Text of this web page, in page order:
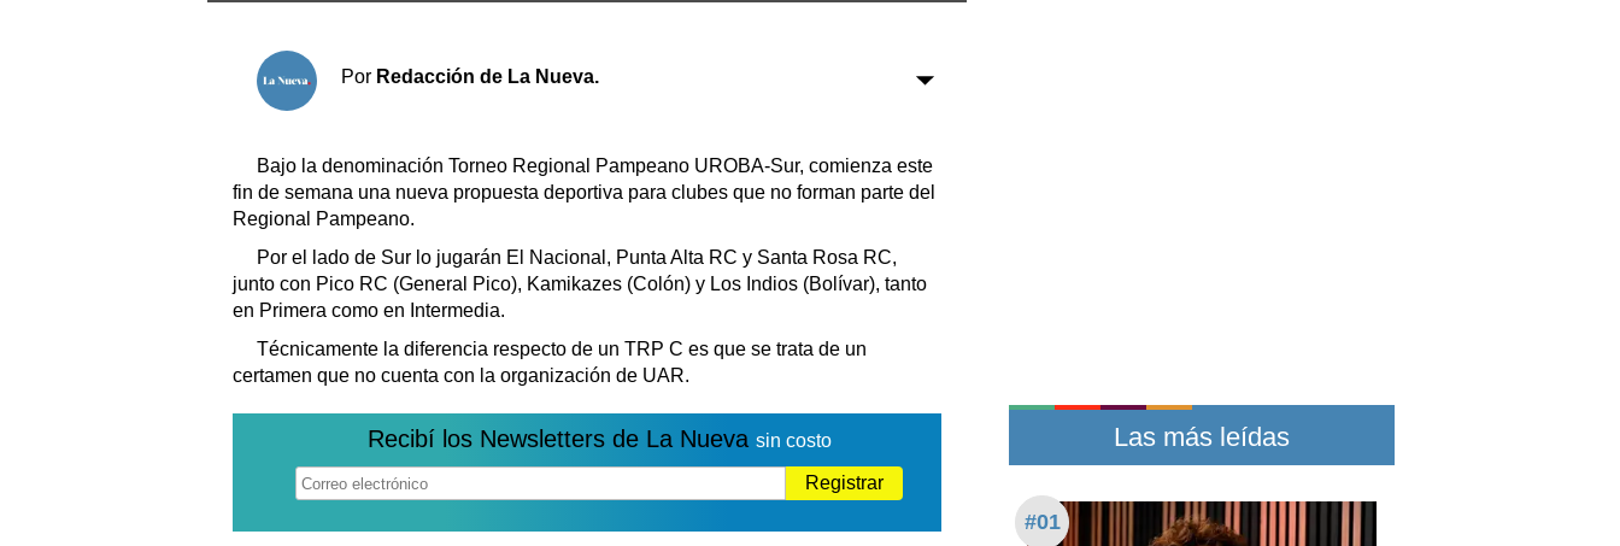
Horóscopo
Suplementos
Loterías
Fúnebres
Edictos
Por Redacción de La Nueva.
Bajo la denominación Torneo Regional Pampeano UROBA-Sur, comienza este
fin de semana una nueva propuesta deportiva para clubes que no forman parte del
Regional Pampeano.
Por el lado de Sur lo jugarán El Nacional, Punta Alta RC y Santa Rosa RC,
junto con Pico RC (General Pico), Kamikazes (Colón) y Los Indios (Bolívar), tanto
en Primera como en Intermedia.
Técnicamente la diferencia respecto de un TRP C es que se trata de un
certamen que no cuenta con la organización de UAR.
Recibí los Newsletters de La Nueva sin costo
Registrar
Las más leídas
#01